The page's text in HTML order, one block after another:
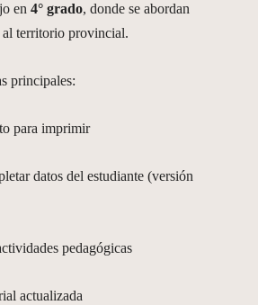
en 4° grado, donde se abordan
territorio provincial.
principales:
para imprimir
datos del estudiante (versión
pedagógicas
actualizada